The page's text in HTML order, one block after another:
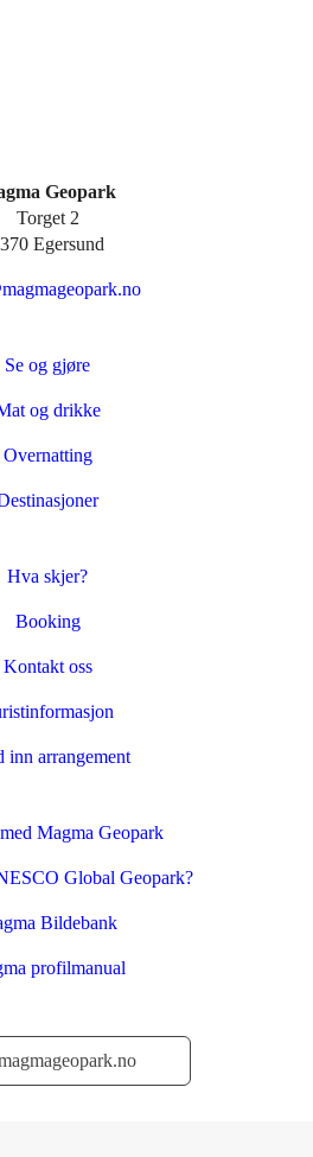
Geopark
Torget 2
Egersund
Se og gjøre
og drikke
Overnatting
Hva skjer?
Booking
Kontakt oss
inn arrangement
Magma Geopark
Global Geopark?
Bildebank
profilmanual